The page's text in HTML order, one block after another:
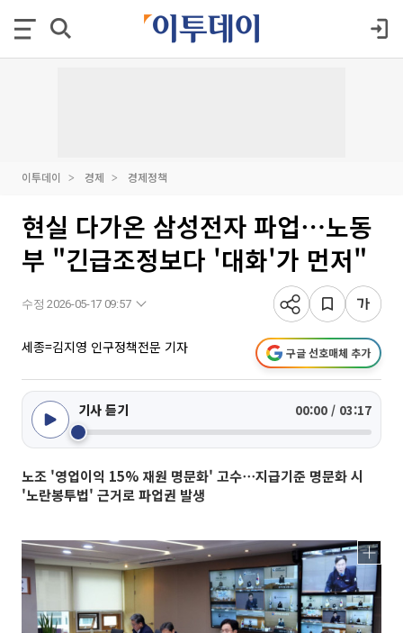
이투데이 경제 경제정책
현실 다가온 삼성전자 파업⋯노동
부 "긴급조정보다 '대화'가 먼저"
수정 2026-05-17 09:57
세종=김지영 인구정책전문 기자 구글 선호매체 추가
기사 듣기 00:00 / 03:17
노조 '영업이익 15% 재원 명문화' 고수⋯지급기준 명문화 시
'노란봉투법' 근거로 파업권 발생